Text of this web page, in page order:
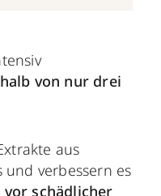
von nur drei
aus
und verbessern es
vor schädlicher